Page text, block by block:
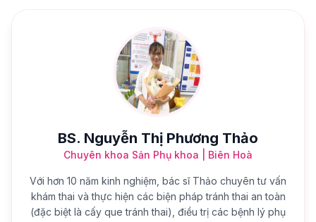
BS. Nguyễn Thị Phương Thảo
Chuyên khoa Sản Phụ khoa | Biên Hoà
Với hơn 10 năm kinh nghiệm, bác sĩ Thảo chuyên tư vấn
khám thai và thực hiện các biện pháp tránh thai an toàn
(đặc biệt là cấy que tránh thai), điều trị các bệnh lý phụ